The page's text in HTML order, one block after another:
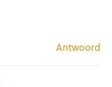
Antwoord